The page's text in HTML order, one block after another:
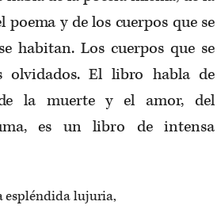
y de los cuerpos que se
habitan. Los cuerpos que se
olvidados. El libro habla de
la muerte y el amor, del
es un libro de intensa
espléndida lujuria,